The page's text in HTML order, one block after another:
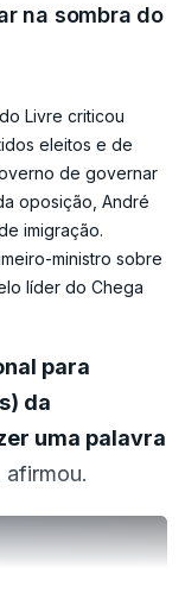
de pessoas
se sabia onde
um
caso da
que
à bancada do
isso é
na sombra do
Livre criticou
eleitos e de
de governar
oposição, André
imigração.
ministro sobre
líder do Chega
para
da
uma palavra
afirmou.